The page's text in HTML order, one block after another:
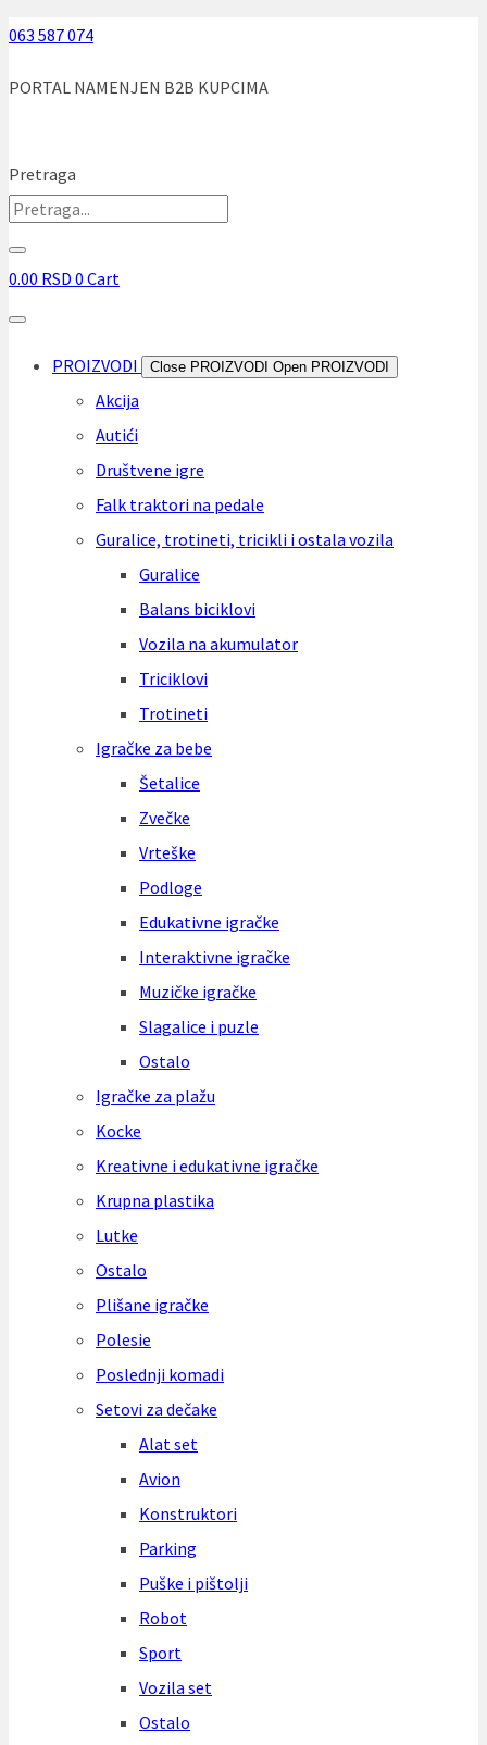
Skip
063 587 074
PORTAL NAMENJEN B2B KUPCIMA
Pretraga
0.00 RSD 0 Cart
PROIZVODI Close PROIZVODI Open PROIZVODI
Akcija
Autići
Društvene igre
Falk traktori na pedale
Guralice, trotineti, tricikli i ostala vozila
Guralice
Balans biciklovi
Vozila na akumulator
Triciklovi
Trotineti
Igračke za bebe
Šetalice
Zvečke
Vrteške
Podloge
Edukativne igračke
Interaktivne igračke
Muzičke igračke
Slagalice i puzle
Ostalo
Igračke za plažu
Kocke
Kreativne i edukativne igračke
Krupna plastika
Lutke
Ostalo
Plišane igračke
Polesie
Poslednji komadi
Setovi za dečake
Alat set
Avion
Konstruktori
Parking
Puške i pištolji
Robot
Sport
Vozila set
Ostalo